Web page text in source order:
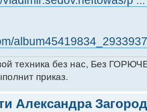
техника без нас, Без
приказ.
Александра